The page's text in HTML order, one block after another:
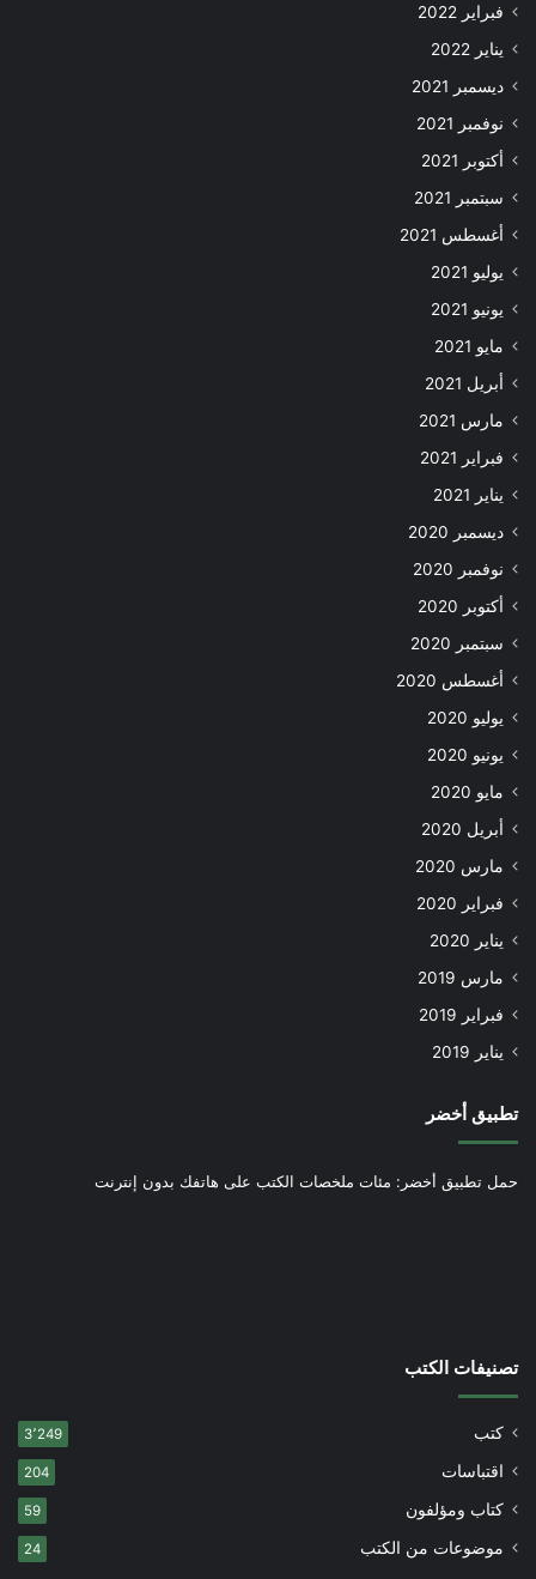
فبراير 2022
يناير 2022
ديسمبر 2021
نوفمبر 2021
أكتوبر 2021
سبتمبر 2021
أغسطس 2021
يوليو 2021
يونيو 2021
مايو 2021
أبريل 2021
مارس 2021
فبراير 2021
يناير 2021
ديسمبر 2020
نوفمبر 2020
أكتوبر 2020
سبتمبر 2020
أغسطس 2020
يوليو 2020
يونيو 2020
مايو 2020
أبريل 2020
مارس 2020
فبراير 2020
يناير 2020
مارس 2019
فبراير 2019
يناير 2019
تطبيق أخضر
حمل تطبيق أخضر: مئات ملخصات الكتب على هاتفك بدون إنترنت
تصنيفات الكتب
كتب 3٬249
اقتباسات 204
كتاب ومؤلفون 59
موضوعات من الكتب 24